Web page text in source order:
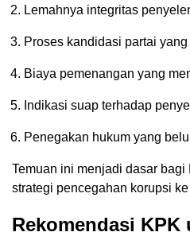
Lemahnya integritas
Proses kandidasi partai yang
Biaya pemenangan yang
Indikasi suap terhadap
Penegakan hukum yang
Temuan ini menjadi dasar
strategi pencegahan korupsi
Rekomendasi KPK